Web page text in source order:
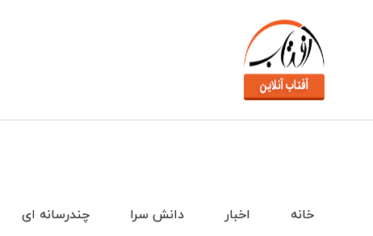
چندرسانه ای دانش سرا اخبار خانه